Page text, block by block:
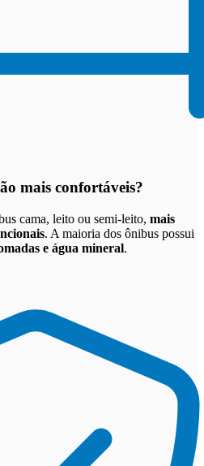
mais confortáveis?
cama, leito ou semi-leito, mais
. A maioria dos ônibus possui
e água mineral.